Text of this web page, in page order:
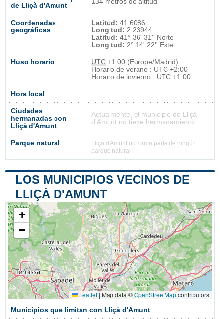
de Lliçà d'Amunt
134 metros de altitud
Coordenadas
geográficas
Latitud: 41.6086
Longitud: 2.23944
Latitud: 41° 36' 31'' Norte
Longitud: 2° 14' 22'' Este
Huso horario UTC +1:00 (Europe/Madrid)
Horario de verano : UTC +2:00
Horario de invierno : UTC +1:00
Hora local
Ciudades
hermanadas con
Lliçà d'Amunt
Actualmente, el municipio de Lliçà
d'Amunt no tiene hermanamiento
Parque natural
Lliçà d'Amunt no forma parte de ningún
parque natural
LOS MUNICIPIOS VECINOS DE
LLIÇÀ D'AMUNT
+
−
Leaflet|Map data ©OpenStreetMapcontributors
Municipios que limitan con Lliçà d'Amunt